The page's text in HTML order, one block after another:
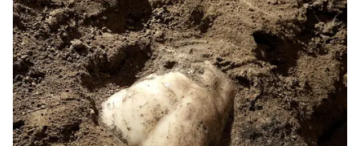
Surekha Vani
తాజాగా సురేఖా వాణి బీచ్ వెకేషన్ కి వెళ్లారు. సాగర
తీరంలో ఆహ్లాదంగా గడుపుతున్నారు. తన వెకేషన్ ఫోటోలు